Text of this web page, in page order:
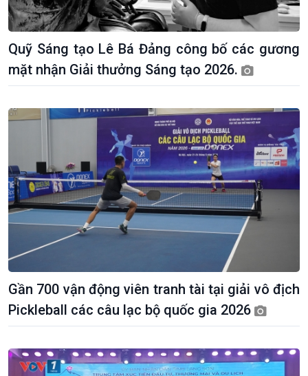
Dòng chảy Kinh tế
Sức sống hàng Việt
Khởi nghiệp
Tuyên chiến với gian lận
thương mại
Mùa vàng
Biển đảo Việt Nam
Tâm tình biên giới và hải
đảo
Tìm hiểu biển, đảo Việt
Nam
Quỹ Sáng tạo Lê Bá Đảng công bố các gương
mặt nhận Giải thưởng Sáng tạo 2026.
Gần 700 vận động viên tranh tài tại giải vô địch
Pickleball các câu lạc bộ quốc gia 2026